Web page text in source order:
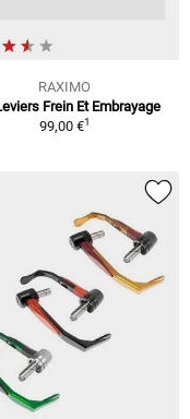
RAXIMO
Frein Et Embrayage
99,00 €1